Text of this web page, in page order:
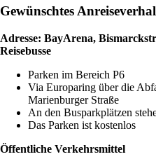
Gewünschtes
Adresse: BayArena,
Reisebusse
Parken im Bereich P6
Via Europaring über die
Marienburger Straße
An den Busparkplätzen
Das Parken ist kostenlos
Öffentliche Verkehrsmittel